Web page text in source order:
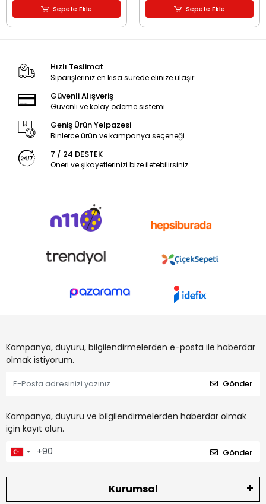
Sepete Ekle Sepete Ekle
Hızlı Teslimat
Siparişleriniz en kısa sürede elinize ulaşır.
Güvenli Alışveriş
Güvenli ve kolay ödeme sistemi
Geniş Ürün Yelpazesi
Binlerce ürün ve kampanya seçeneği
7 / 24 DESTEK
Öneri ve şikayetlerinizi bize iletebilirsiniz.
Kampanya, duyuru, bilgilendirmelerden e-posta ile haberdar
olmak istiyorum.
Gönder
Kampanya, duyuru ve bilgilendirmelerden haberdar olmak
için kayıt olun.
Gönder
Kurumsal